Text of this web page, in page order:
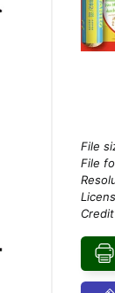
File
File
Credit